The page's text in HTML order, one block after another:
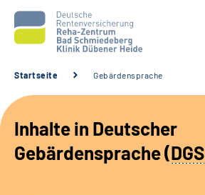
Unsere Klinik
Unsere Angebote
Startseite Gebärdensprache
Inhalte in Deutscher
Gebärdensprache (DGS